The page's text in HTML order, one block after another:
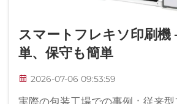
スマートフレキソ印刷機
単、保守も簡単
2026-07-06 09:53:59